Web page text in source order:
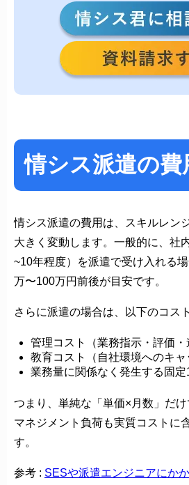
情シス派遣の費
情シス派遣の費用は、スキルレン
大きく変動します。一般的に、社
~10年程度）を派遣で受け入れる
万〜100万円前後が目安です。
さらに派遣の場合は、以下のコス
管理コスト（業務指示・評価・
教育コスト（自社環境へのキャ
業務量に関係なく発生する固定
つまり、単純な「単価×月数」だ
マネジメント負荷も実質コストに
す。
参考 : SESや派遣エンジニアにか